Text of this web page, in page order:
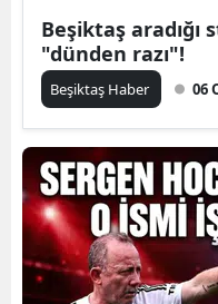
Beşiktaş
"dünden razı"!
Beşiktaş Haber 06